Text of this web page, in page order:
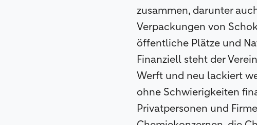
zusammen, darunter
Verpackungen von
öffentliche Plätze und
Finanziell steht der
Werft und neu lackiert
ohne Schwierigkeiten
Privatpersonen und